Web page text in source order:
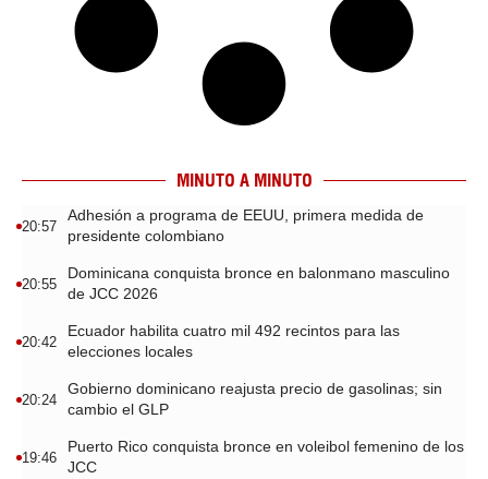
MINUTO A MINUTO
20:57
Adhesión a programa de EEUU, primera medida de
presidente colombiano
20:55
Dominicana conquista bronce en balonmano masculino
de JCC 2026
20:42
Ecuador habilita cuatro mil 492 recintos para las
elecciones locales
20:24
Gobierno dominicano reajusta precio de gasolinas; sin
cambio el GLP
19:46
Puerto Rico conquista bronce en voleibol femenino de los
JCC